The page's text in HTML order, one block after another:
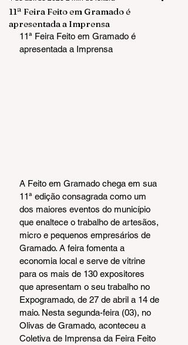
11ª Feira Feito em Gramado é
apresentada a Imprensa
11ª Feira Feito em Gramado é
apresentada a Imprensa
A Feito em Gramado chega em sua
11ª edição consagrada como um
dos maiores eventos do município
que enaltece o trabalho de artesãos,
micro e pequenos empresários de
Gramado. A feira fomenta a
economia local e serve de vitrine
para os mais de 130 expositores
que apresentam o seu trabalho no
Expogramado, de 27 de abril a 14 de
maio. Nesta segunda-feira (03), no
Olivas de Gramado, aconteceu a
Coletiva de Imprensa da Feira Feito